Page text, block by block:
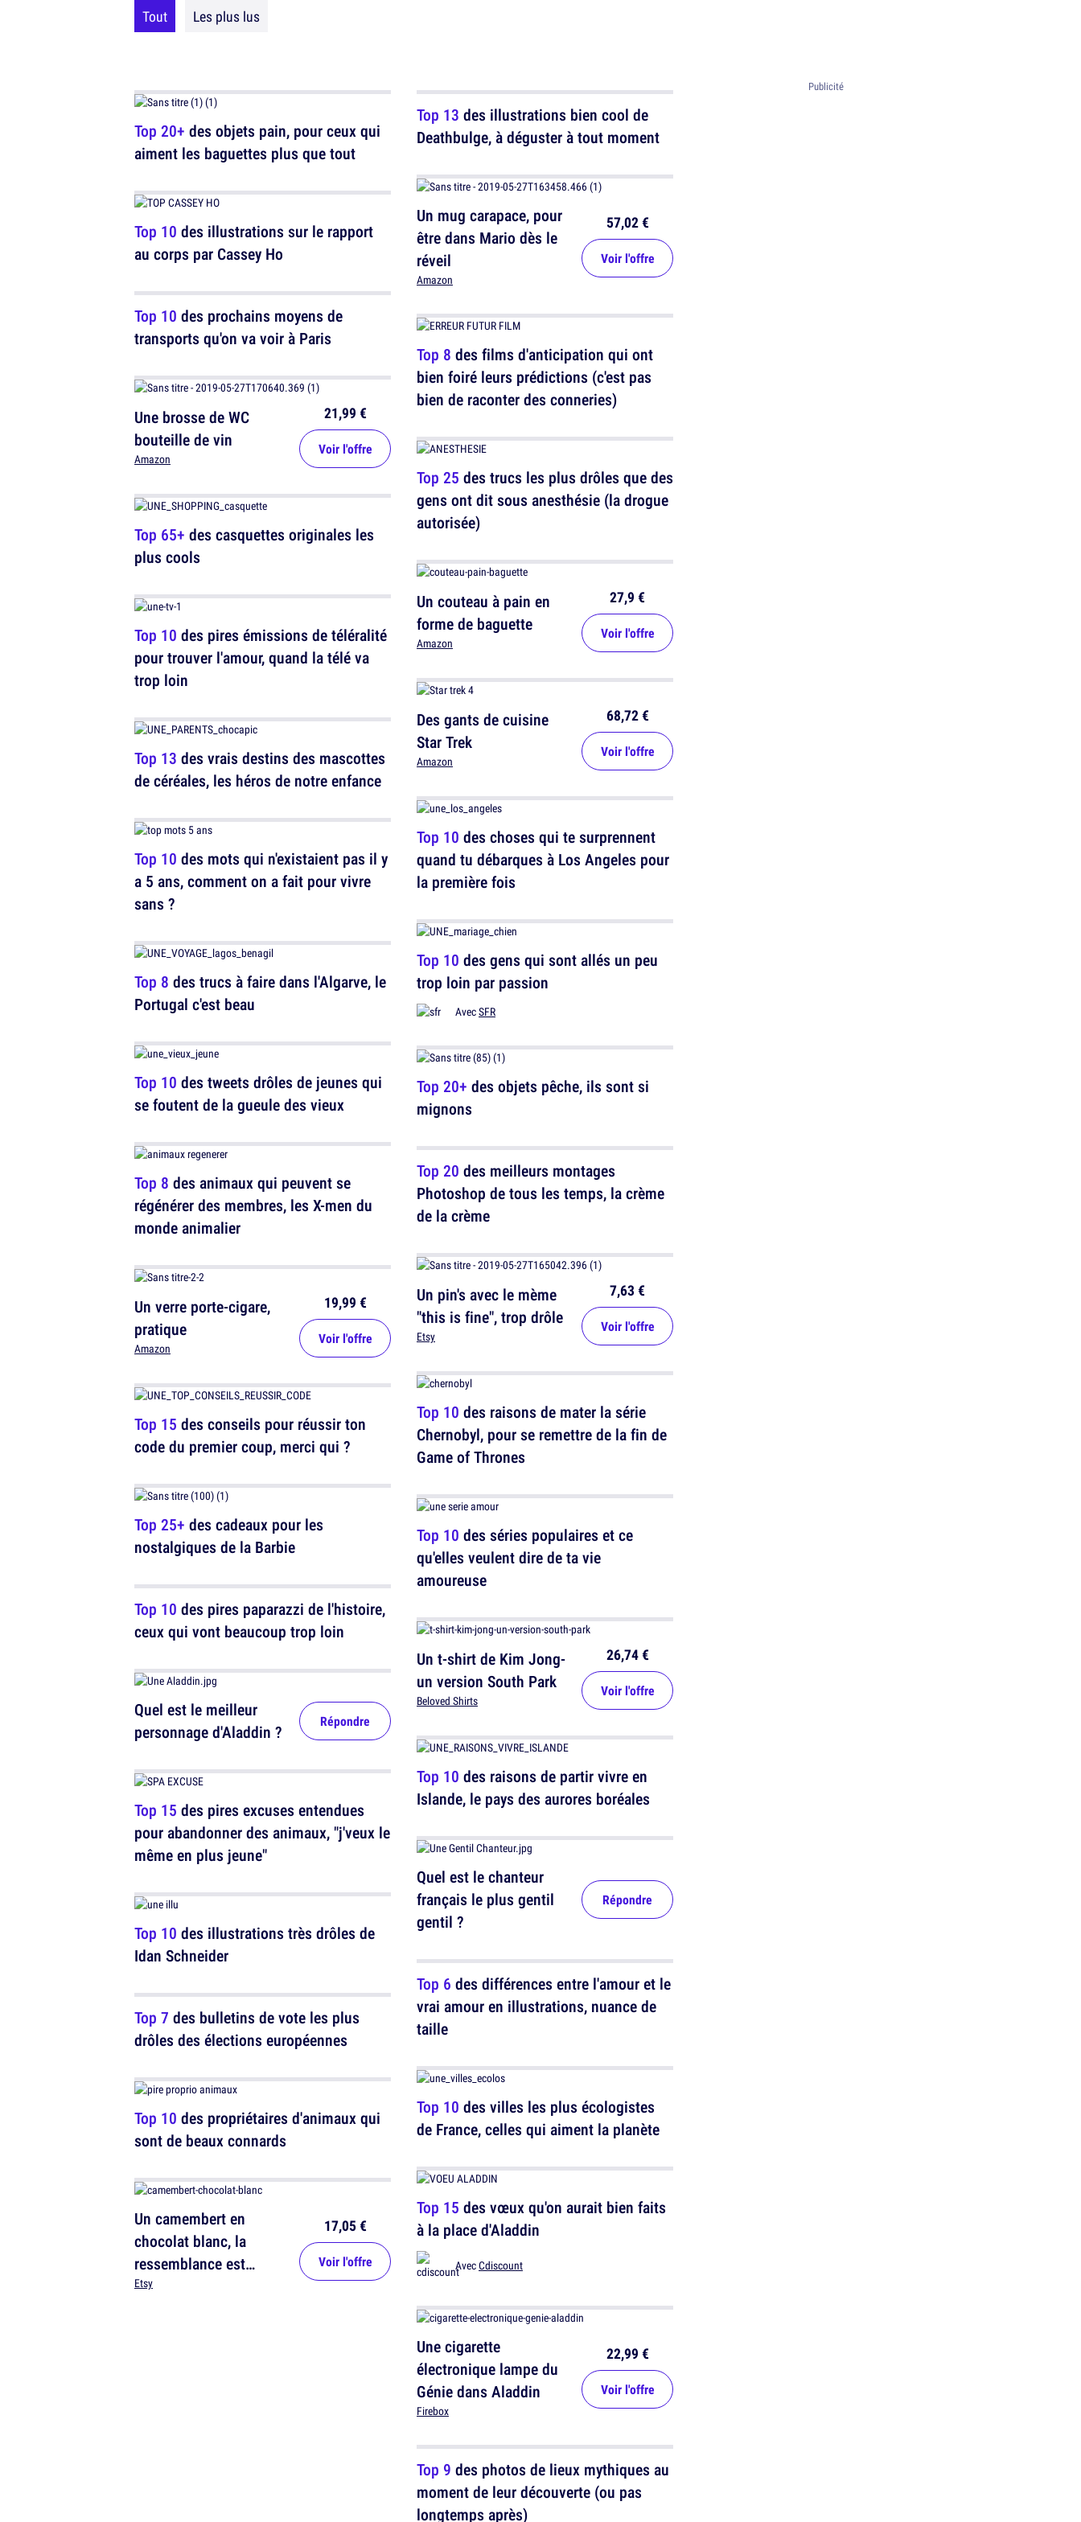
Tout Les plus lus
Top 20+ des objets pain, pour ceux qui
aiment les baguettes plus que tout
Top 10 des illustrations sur le rapport
au corps par Cassey Ho
Top 10 des prochains moyens de
transports qu'on va voir à Paris
Une brosse de WC
bouteille de vin
Amazon
21,99 €
Voir l'offre
Top 65+ des casquettes originales les
plus cools
Top 10 des pires émissions de téléralité
pour trouver l'amour, quand la télé va
trop loin
Top 13 des vrais destins des mascottes
de céréales, les héros de notre enfance
Top 10 des mots qui n'existaient pas il y
a 5 ans, comment on a fait pour vivre
sans ?
Top 8 des trucs à faire dans l'Algarve, le
Portugal c'est beau
Top 10 des tweets drôles de jeunes qui
se foutent de la gueule des vieux
Top 8 des animaux qui peuvent se
régénérer des membres, les X-men du
monde animalier
Un verre porte-cigare,
pratique
Amazon
19,99 €
Voir l'offre
Top 15 des conseils pour réussir ton
code du premier coup, merci qui ?
Top 25+ des cadeaux pour les
nostalgiques de la Barbie
Top 10 des pires paparazzi de l'histoire,
ceux qui vont beaucoup trop loin
Quel est le meilleur
personnage d'Aladdin ?
Répondre
Top 15 des pires excuses entendues
pour abandonner des animaux, "j'veux le
même en plus jeune"
Top 10 des illustrations très drôles de
Idan Schneider
Top 7 des bulletins de vote les plus
drôles des élections européennes
Top 10 des propriétaires d'animaux qui
sont de beaux connards
Un camembert en
chocolat blanc, la
ressemblance est
bluffante
Etsy
17,05 €
Voir l'offre
Top 13 des illustrations bien cool de
Deathbulge, à déguster à tout moment
Un mug carapace, pour
être dans Mario dès le
réveil
Amazon
57,02 €
Voir l'offre
Top 8 des films d'anticipation qui ont
bien foiré leurs prédictions (c'est pas
bien de raconter des conneries)
Top 25 des trucs les plus drôles que des
gens ont dit sous anesthésie (la drogue
autorisée)
Un couteau à pain en
forme de baguette
Amazon
27,9 €
Voir l'offre
Des gants de cuisine
Star Trek
Amazon
68,72 €
Voir l'offre
Top 10 des choses qui te surprennent
quand tu débarques à Los Angeles pour
la première fois
Top 10 des gens qui sont allés un peu
trop loin par passion
AvecSFR
Top 20+ des objets pêche, ils sont si
mignons
Top 20 des meilleurs montages
Photoshop de tous les temps, la crème
de la crème
Un pin's avec le mème
"this is fine", trop drôle
Etsy
7,63 €
Voir l'offre
Top 10 des raisons de mater la série
Chernobyl, pour se remettre de la fin de
Game of Thrones
Top 10 des séries populaires et ce
qu'elles veulent dire de ta vie
amoureuse
Un t-shirt de Kim Jong-
un version South Park
Beloved Shirts
26,74 €
Voir l'offre
Top 10 des raisons de partir vivre en
Islande, le pays des aurores boréales
Quel est le chanteur
français le plus gentil
gentil ?
Répondre
Top 6 des différences entre l'amour et le
vrai amour en illustrations, nuance de
taille
Top 10 des villes les plus écologistes
de France, celles qui aiment la planète
Top 15 des vœux qu'on aurait bien faits
à la place d'Aladdin
AvecCdiscount
Une cigarette
électronique lampe du
Génie dans Aladdin
Firebox
22,99 €
Voir l'offre
Top 9 des photos de lieux mythiques au
moment de leur découverte (ou pas
longtemps après)